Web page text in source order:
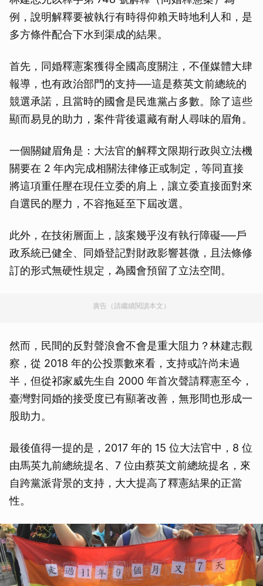
例，說明解釋要被執行有時得仰賴天時地利人和，是
多方條件配合下水到渠成的結果。
首先，同婚釋憲案獲得全國高度關注，不僅媒體大肆
報導，也有政治部門的支持──這是蔡英文前總統的
競選承諾，且當時的國會是民進黨占多數。除了這些
顯而易見的助力，案件背後還藏有耐人尋味的眉角。
一個關鍵眉角是：大法官的解釋文限期行政與立法機
關要在 2 年內完成相關法律修正或制定，等同直接
將這項重任壓在現任立委的肩上，讓立委直接面對來
自選民的壓力，不容拖延至下屆改選。
此外，在技術層面上，該案幾乎沒有執行障礙──戶
政系統已健全、同婚登記對財政影響甚微，且法條修
訂的形式無硬性規定，為國會預留了立法空間。
廣告（請繼續閱讀本文）
然而，民間的反對聲浪會不會是重大阻力？林建志觀
察，從 2018 年的公投票數來看，支持或許尚未過
半，但從祁家威先生自 2000 年首次聲請釋憲至今，
臺灣對同婚的接受度已有顯著改善，無形間也形成一
股助力。
最後值得一提的是，2017 年的 15 位大法官中，8 位
由馬英九前總統提名、7 位由蔡英文前總統提名，來
自跨黨派背景的支持，大大提高了釋憲結果的正當
性。